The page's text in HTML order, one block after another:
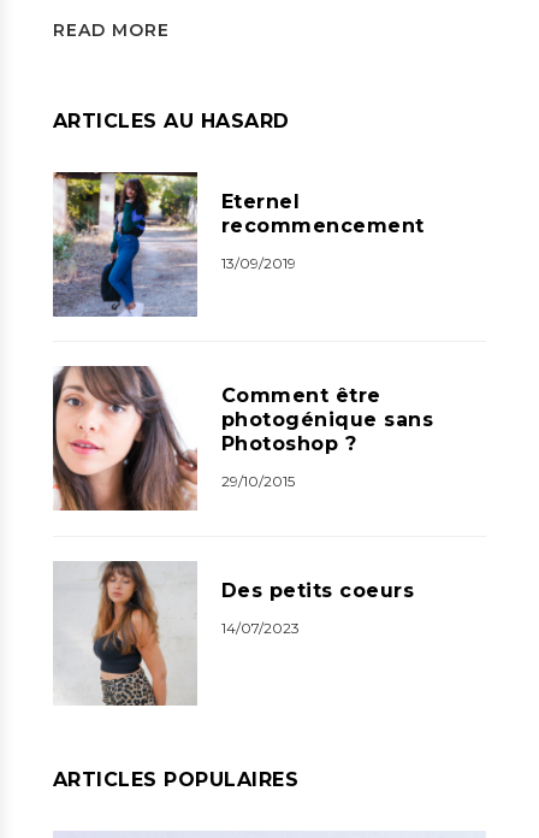
READ MORE
ARTICLES AU HASARD
Eternel
recommencement
13/09/2019
Comment être
photogénique sans
Photoshop ?
29/10/2015
Des petits coeurs
14/07/2023
ARTICLES POPULAIRES